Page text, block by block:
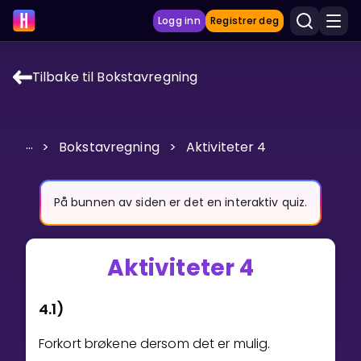
Logg inn Registrer deg
Vis mer
SPILL
Gangetabellen
Vis mer
Tilbake til Bokstavregning
... > Bokstavregning > Aktiviteter 4
På bunnen av siden er det en interaktiv quiz.
Aktiviteter 4
4.1)
Forkort brøkene dersom det er mulig.